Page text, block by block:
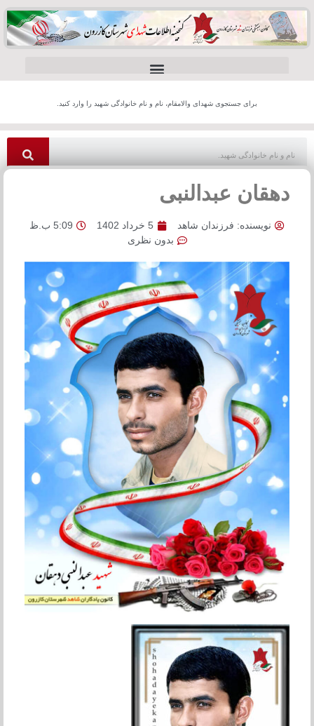
برای جستجوی شهدای والامقام، نام و نام خانوادگی شهید را وارد کنید.
دهقان عبدالنبی
نویسنده: فرزندان شاهد 5 خرداد 1402
5:09 ب.ظ
بدون نظری